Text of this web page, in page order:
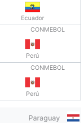
Ecuador
CONMEBOL
Perú
CONMEBOL
Perú
Paraguay